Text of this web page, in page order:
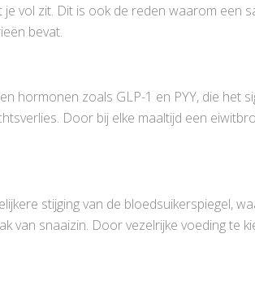
vol zit. Dit is ook de reden waarom een
bevat.
zoals GLP-1 en PYY, die het
Door bij elke maaltijd een
stijging van de bloedsuikerspiegel,
van snaaizin. Door vezelrijke voeding te